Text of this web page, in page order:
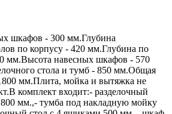
шкафов - 300 мм.Глубина
по корпусу - 420 мм.Глубина по
мм.Высота навесных шкафов - 570
стола и тумб - 850 мм.Общая
мм.Плита, мойка и вытяжка не
комплект входит:- разделочный
мм.,- тумба под накладную мойку